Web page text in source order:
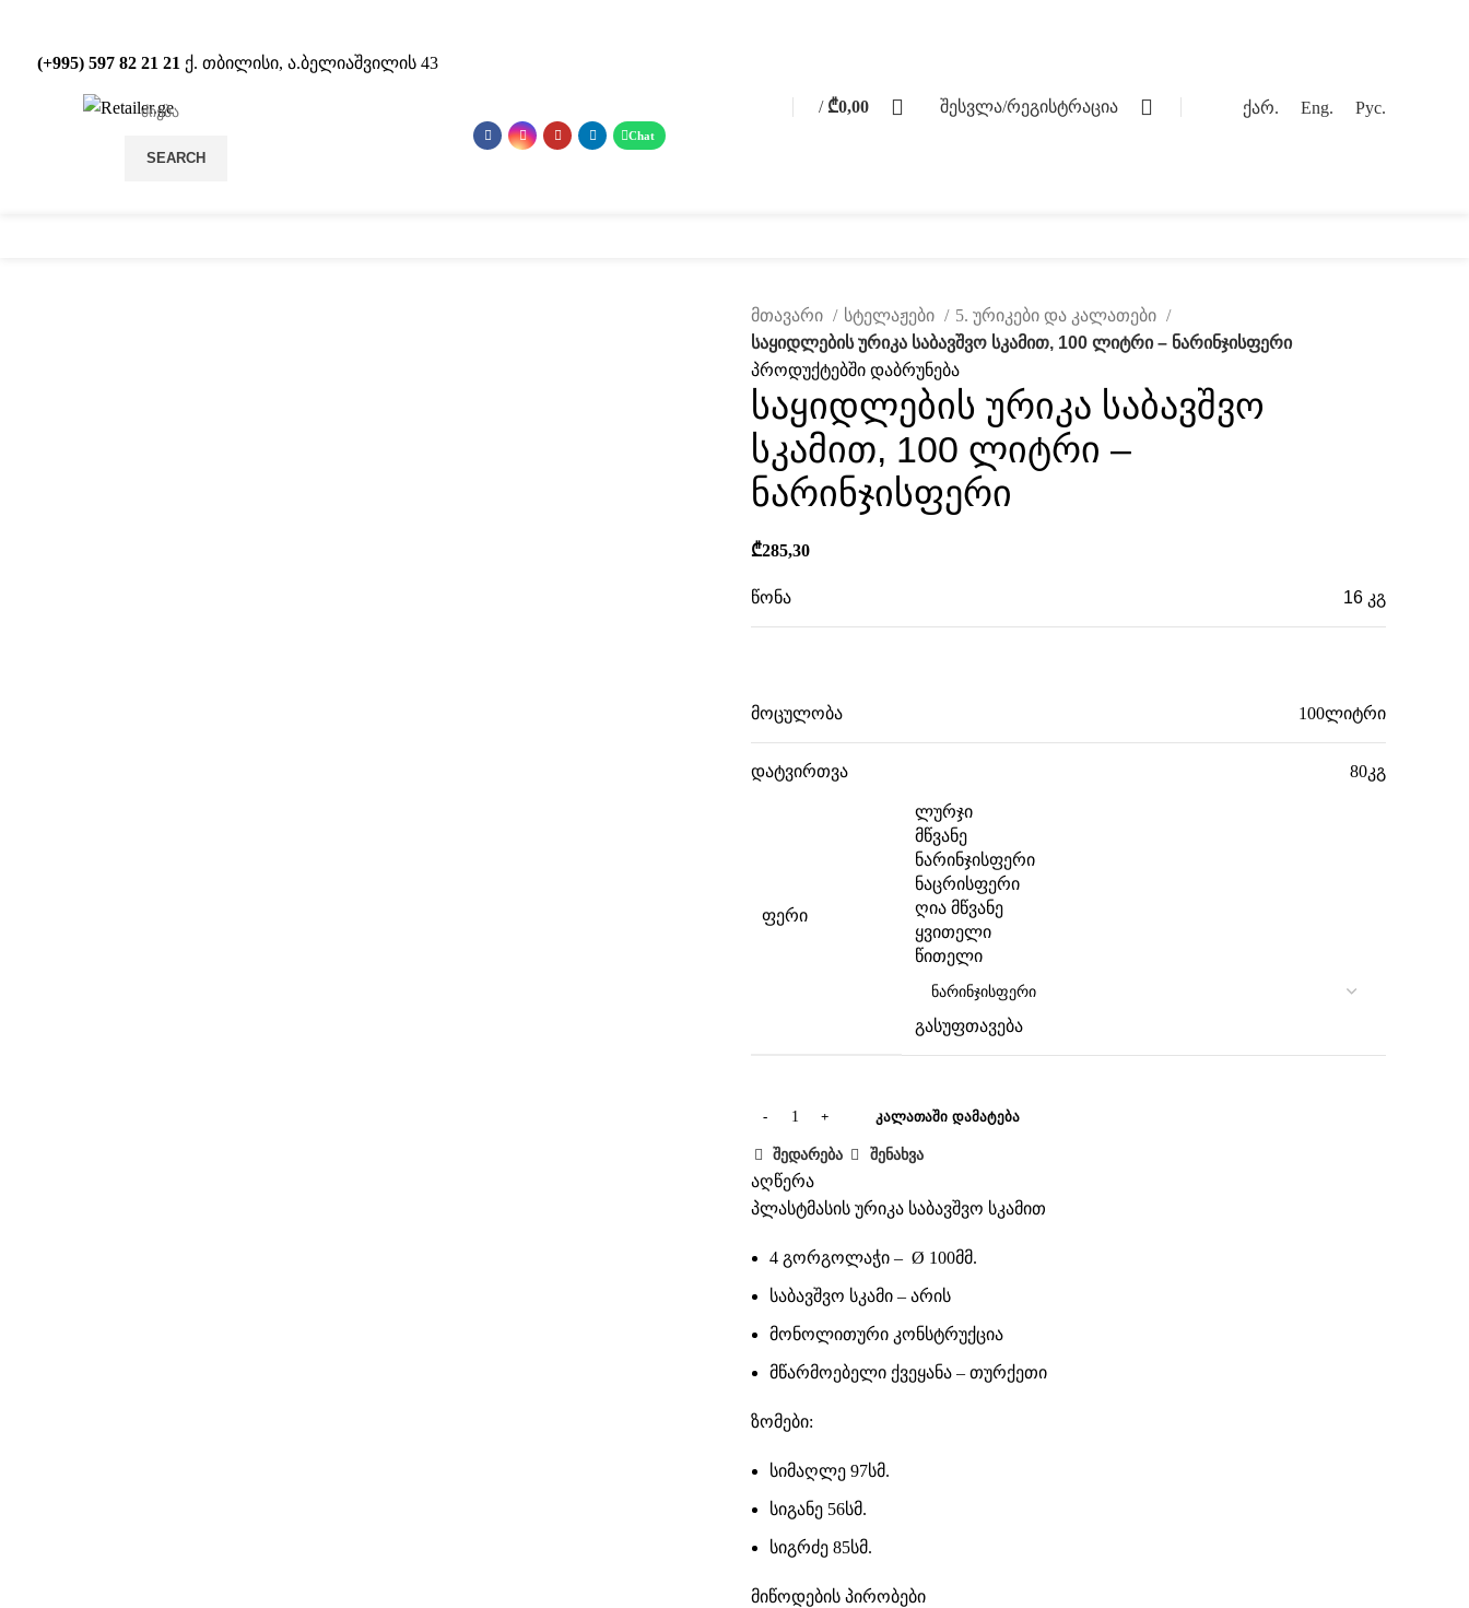
(+995) 597 82 21 21 ქ. თბილისი, ა.ბელიაშვილის 43
SEARCH
/ ₾0,00 შესვლა/რეგისტრაცია ქარ. Eng. Рус.
მთავარი სტელაჟები
5. ურიკები და კალათები
საყიდლების ურიკა საბავშვო სკამით, 100 ლიტრი – ნარინჯისფერი
პროდუქტებში დაბრუნება
საყიდლების ურიკა საბავშვო
სკამით, 100 ლიტრი –
ნარინჯისფერი
₾285,30
წონა 16 კგ
მოცულობა 100ლიტრი
დატვირთვა 80კგ
ფერი
ლურჯი
მწვანე
ნარინჯისფერი
ნაცრისფერი
ღია მწვანე
ყვითელი
წითელი
გასუფთავება
ᲙᲐᲚᲐᲗᲐᲨᲘ ᲓᲐᲛᲐᲢᲔᲑᲐ
შედარება შენახვა
აღწერა
პლასტმასის ურიკა საბავშვო სკამით
4 გორგოლაჭი – Ø 100მმ.
საბავშვო სკამი – არის
მონოლითური კონსტრუქცია
მწარმოებელი ქვეყანა – თურქეთი
ზომები:
სიმაღლე 97სმ.
სიგანე 56სმ.
სიგრძე 85სმ.
მიწოდების პირობები